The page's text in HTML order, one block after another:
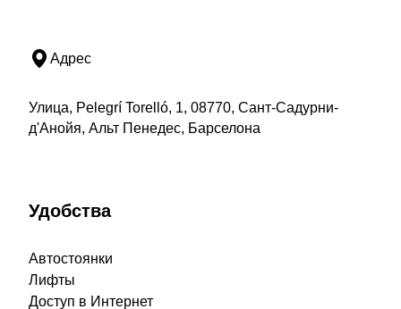
Адрес
Улица, Pelegrí Torelló, 1, 08770, Сант-Садурни-
д'Анойя, Альт Пенедес, Барселона
Удобства
Автостоянки
Лифты
Доступ в Интернет